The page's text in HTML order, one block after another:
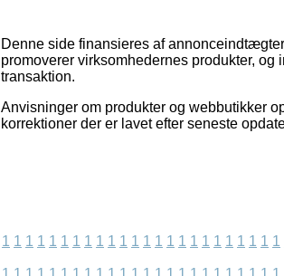
Denne side finansieres af
promoverer virksomhedernes produkter,
transaktion.
Anvisninger om produkter og webbutikker
korrektioner der er lavet efter seneste
1 1 1 1 1 1 1 1 1 1 1 1 1 1 1 1 1 1 1 1 1 1 1 1